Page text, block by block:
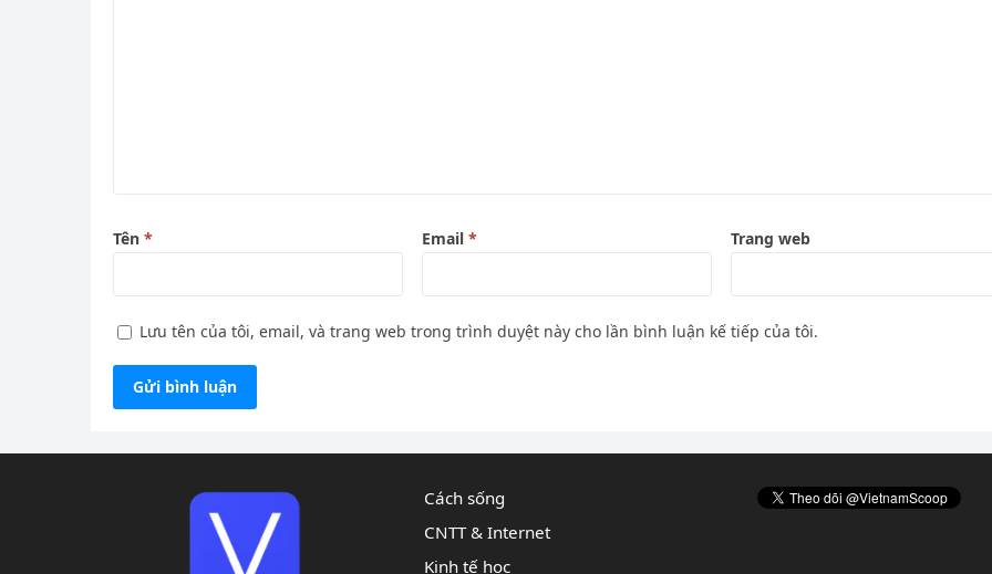
Tên * Email * Trang web
Lưu tên của tôi, email, và trang web trong trình duyệt này cho lần bình luận kế tiếp của tôi.
Cách sống
CNTT & Internet
Kinh tế học